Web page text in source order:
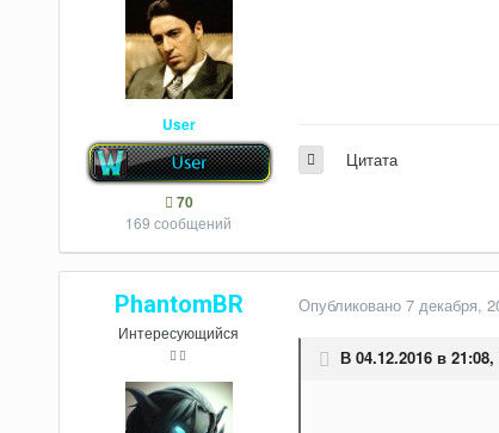
User
70
169 сообщений
Цитата
PhantomBR
Интересующийся
Опубликовано 7 декабря,
В 04.12.2016 в 21:08,